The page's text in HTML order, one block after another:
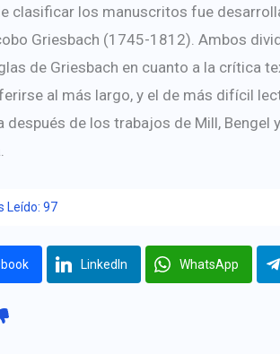
clasificar los manuscritos fue
Griesbach (1745-1812). Ambos
de Griesbach en cuanto a la crítica
al más largo, y el de más difícil
después de los trabajos de Mill,
Leído: 97
LinkedIn WhatsApp